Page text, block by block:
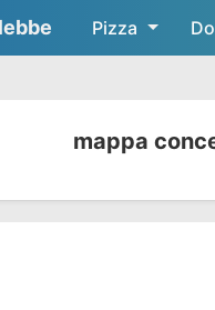
Pizza
mappa